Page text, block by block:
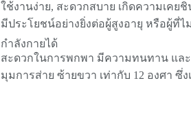
ใช้งานง่าย, สะดวกสบาย เกิดความเคย
มีประโยชน์อย่างยิ่งต่อผู้สูงอายุ หรือผู้ที่
กำลังกายได้
สะดวกในการพกพา มีความทนทาน แล
มุมการส่าย ซ้ายขวา เท่ากับ 12 องศา ซึ่